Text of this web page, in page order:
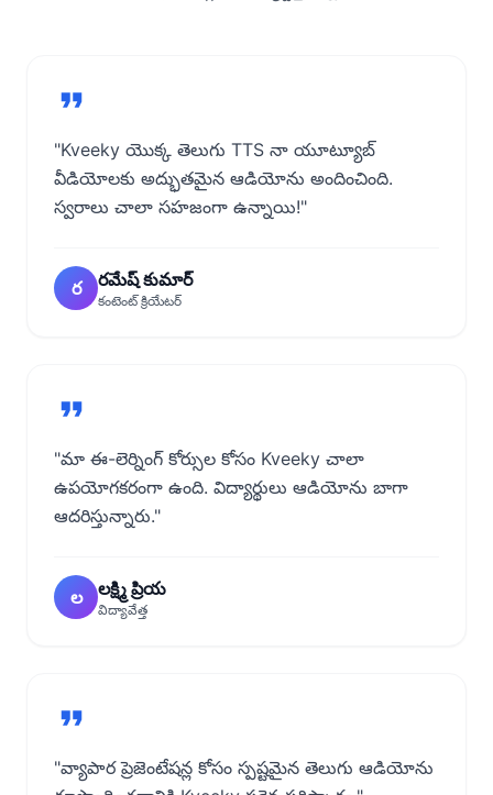
"Kveeky యొక్క తెలుగు TTS నా యూట్యూబ్
వీడియోలకు అద్భుతమైన ఆడియోను అందించింది.
స్వరాలు చాలా సహజంగా ఉన్నాయి!"
ర రమేష్ కుమార్
కంటెంట్ క్రియేటర్
"మా ఈ-లెర్నింగ్ కోర్సుల కోసం Kveeky చాలా
ఉపయోగకరంగా ఉంది. విద్యార్థులు ఆడియోను బాగా
ఆదరిస్తున్నారు."
ల లక్ష్మి ప్రియ
విద్యావేత్త
"వ్యాపార ప్రెజెంటేషన్ల కోసం స్పష్టమైన తెలుగు ఆడియోను